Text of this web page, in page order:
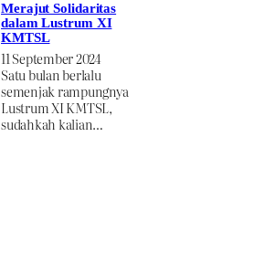
Merajut Solidaritas
dalam Lustrum XI
KMTSL
11 September 2024
Satu bulan berlalu
semenjak rampungnya
Lustrum XI KMTSL,
sudahkah kalian…